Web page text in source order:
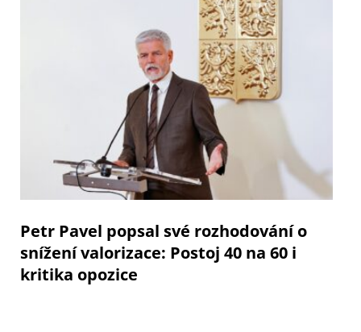
Petr Pavel popsal své rozhodování o
snížení valorizace: Postoj 40 na 60 i
kritika opozice